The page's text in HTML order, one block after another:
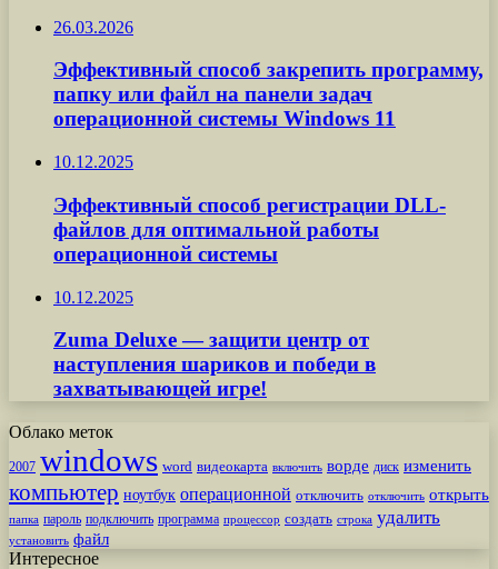
26.03.2026
Эффективный способ закрепить программу,
папку или файл на панели задач
операционной системы Windows 11
10.12.2025
Эффективный способ регистрации DLL-
файлов для оптимальной работы
операционной системы
10.12.2025
Zuma Deluxe — защити центр от
наступления шариков и победи в
захватывающей игре!
Облако меток
2007 windows word видеокарта включить ворде диск изменить
компьютер ноутбук операционной отключить отключить открыть
папка пароль подключить программа процессор создать строка удалить
установить файл
Интересное